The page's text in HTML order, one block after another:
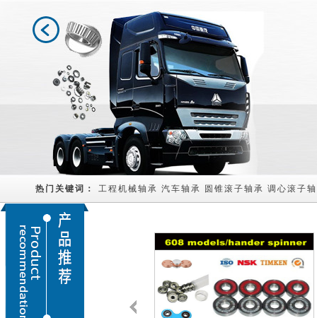
热门关键词： 工程机械轴承 汽车轴承 圆锥滚子轴承 调心滚子